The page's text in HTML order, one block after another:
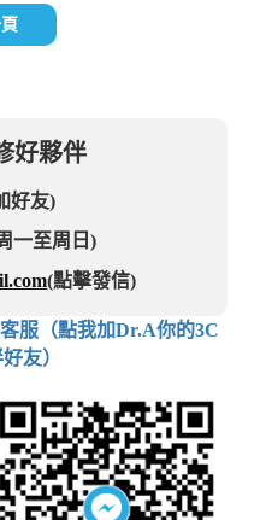
好夥伴
好友)
一至周日)
(點擊發信)
服（點我加Dr.A你的3C
友）